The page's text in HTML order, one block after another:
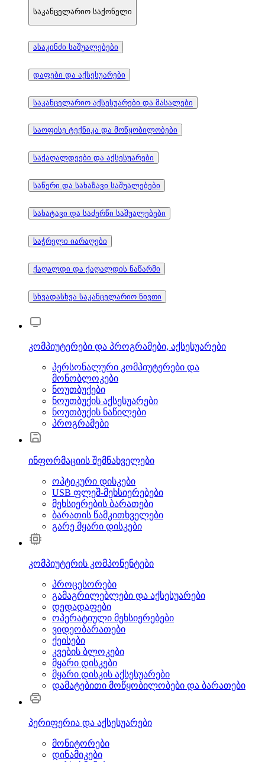
საკანცელარიო საქონელი
ასაკინძი საშუალებები
დაფები და აქსესუარები
საკანცელარიო აქსესუარები და მასალები
საოფისე ტექნიკა და მოწყობილობები
საქაღალდეები და აქსესუარები
საწერი და სახაზავი საშუალებები
სახატავი და საძერწი საშუალებები
საჭრელი იარაღები
ქაღალდი და ქაღალდის ნაწარმი
სხვადასხვა საკანცელარიო ნივთი
კომპიუტერები და პროგრამები, აქსესუარები
პერსონალური კომპიუტერები და
მონობლოკები
ნოუთბუქები
ნოუთბუქის აქსესუარები
ნოუთბუქის ნაწილები
პროგრამები
ინფორმაციის შემნახველები
ოპტიკური დისკები
USB ფლეშ-მეხსიერებები
მეხსიერების ბარათები
ბარათის წამკითხველები
გარე მყარი დისკები
კომპიუტერის კომპონენტები
პროცესორები
გამაგრილებლები და აქსესუარები
დედადაფები
ოპერატიული მეხსიერებები
ვიდეობარათები
ქეისები
კვების ბლოკები
მყარი დისკები
მყარი დისკის აქსესუარები
დამატებითი მოწყობილობები და ბარათები
პერიფერია და აქსესუარები
მონიტორები
დინამიკები